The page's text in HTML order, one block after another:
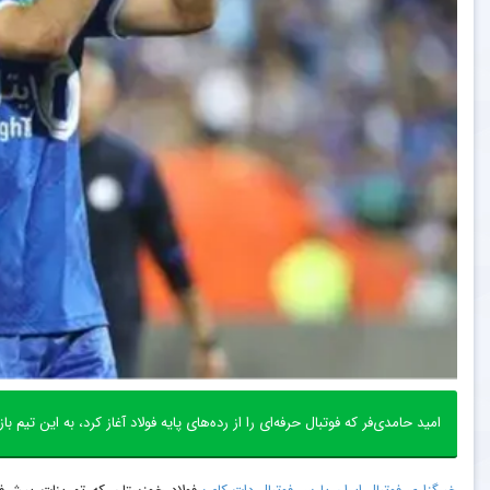
امید حامدی‌فر که فوتبال حرفه‌ای را از رده‌های پایه فولاد آغاز کرد، به این تیم